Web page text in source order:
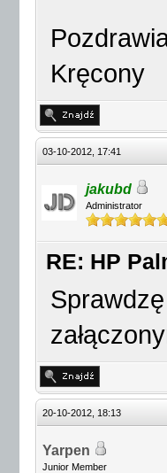
Kręcony
03-10-2012, 17:41
jakubd
Administrator
RE: HP
20-10-2012, 18:13
Yarpen
Junior Member